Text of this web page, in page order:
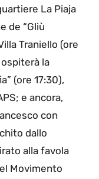
La Piaja
de “Gliù
Traniello (ore
la
(ore 17:30),
e ancora,
con
dallo
alla favola
Movimento